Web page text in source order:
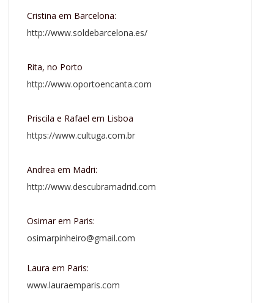
Cristina em Barcelona:
http://www.soldebarcelona.es/
Rita, no Porto
http://www.oportoencanta.com
Priscila e Rafael em Lisboa
https://www.cultuga.com.br
Andrea em Madri:
http://www.descubramadrid.com
Osimar em Paris:
osimarpinheiro@gmail.com
Laura em Paris:
www.lauraemparis.com